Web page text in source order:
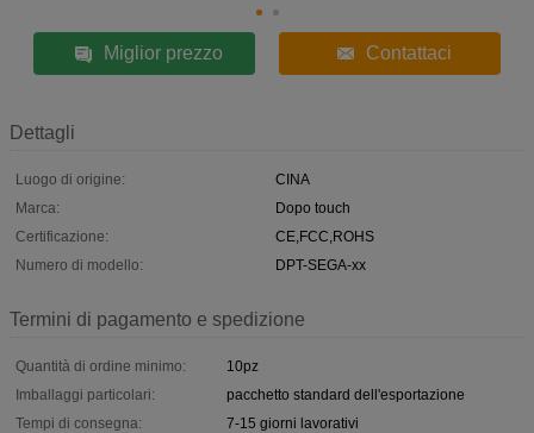
Miglior prezzo Contattaci
Dettagli
Luogo di origine:
CINA
Marca:
Dopo touch
Certificazione:
CE,FCC,ROHS
Numero di modello:
DPT-SEGA-xx
Termini di pagamento e spedizione
Quantità di ordine minimo:
10pz
Imballaggi particolari:
pacchetto standard dell'esportazione
Tempi di consegna:
7-15 giorni lavorativi